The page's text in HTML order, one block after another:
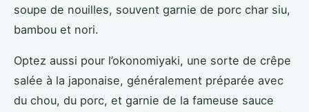
soupe de nouilles, souvent garnie de porc char siu,
bambou et nori.
Optez aussi pour l’okonomiyaki, une sorte de crêpe
salée à la japonaise, généralement préparée avec
du chou, du porc, et garnie de la fameuse sauce